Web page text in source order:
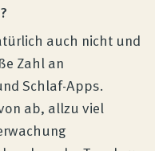
auch nicht und
Zahl an
Schlaf-Apps.
ab, allzu viel